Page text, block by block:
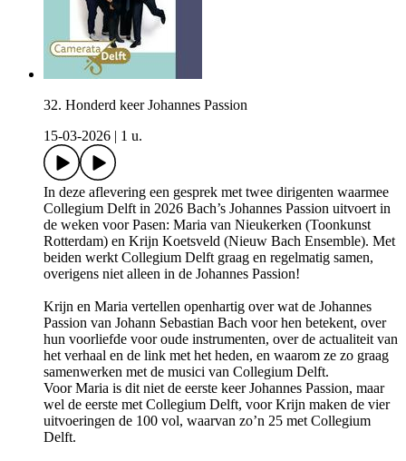
32. Honderd keer Johannes Passion
15-03-2026
1 u.
In deze aflevering een gesprek met twee dirigenten waarmee
Collegium Delft in 2026 Bach’s Johannes Passion uitvoert in
de weken voor Pasen: Maria van Nieukerken (Toonkunst
Rotterdam) en Krijn Koetsveld (Nieuw Bach Ensemble). Met
beiden werkt Collegium Delft graag en regelmatig samen,
overigens niet alleen in de Johannes Passion!
Krijn en Maria vertellen openhartig over wat de Johannes
Passion van Johann Sebastian Bach voor hen betekent, over
hun voorliefde voor oude instrumenten, over de actualiteit van
het verhaal en de link met het heden, en waarom ze zo graag
samenwerken met de musici van Collegium Delft.
Voor Maria is dit niet de eerste keer Johannes Passion, maar
wel de eerste met Collegium Delft, voor Krijn maken de vier
uitvoeringen de 100 vol, waarvan zo’n 25 met Collegium
Delft.